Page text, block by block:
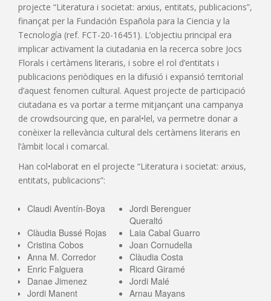
projecte “Literatura i societat: arxius, entitats, publicacions”,
finançat per la Fundación Española para la Ciencia y la
Tecnología (ref. FCT-20-16451). L’objectiu principal era
implicar activament la ciutadania en la recerca sobre Jocs
Florals i certàmens literaris, i sobre el rol d’entitats i
publicacions periòdiques en la difusió i expansió territorial
d’aquest fenomen cultural. Aquest projecte de participació
ciutadana es va portar a terme mitjançant una campanya
de crowdsourcing que, en paral•lel, va permetre donar a
conèixer la rellevància cultural dels certàmens literaris en
l’àmbit local i comarcal.
Han col•laborat en el projecte “Literatura i societat: arxius,
entitats, publicacions”:
Claudi Aventín-Boya
Jordi Berenguer
Queraltó
Clàudia Bussé Rojas
Laia Cabal Guarro
Cristina Cobos
Joan Cornudella
Anna M. Corredor
Clàudia Costa
Enric Falguera
Ricard Giramé
Danae Jimenez
Jordi Malé
Jordi Manent
Arnau Mayans